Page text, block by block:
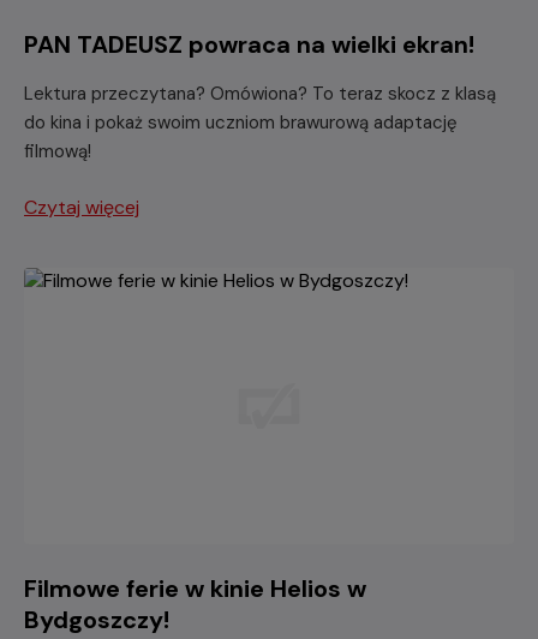
PAN TADEUSZ powraca na wielki ekran!
Lektura przeczytana? Omówiona? To teraz skocz z klasą
do kina i pokaż swoim uczniom brawurową adaptację
filmową!
Czytaj więcej
Filmowe ferie w kinie Helios w
Bydgoszczy!